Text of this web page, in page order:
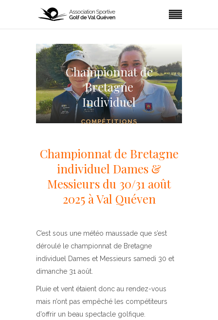
Championnat de
Bretagne
Individuel
COMPÉTITIONS
Championnat de Bretagne
individuel Dames &
Messieurs du 30/31 août
2025 à Val Quéven
C’est sous une météo maussade que s’est
déroulé le championnat de Bretagne
individuel Dames et Messieurs samedi 30 et
dimanche 31 août.
Pluie et vent étaient donc au rendez-vous
mais n’ont pas empêché les compétiteurs
d’offrir un beau spectacle golfique.